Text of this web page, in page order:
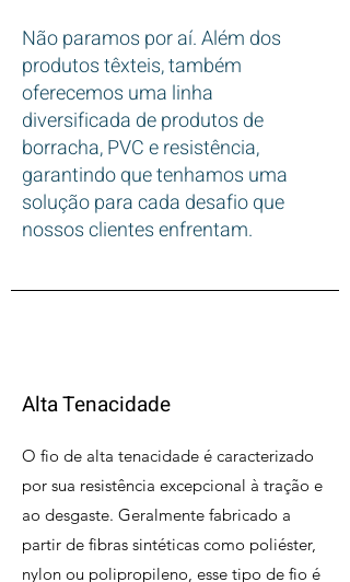
Não paramos por aí. Além dos
produtos têxteis, também
oferecemos uma linha
diversificada de produtos de
borracha, PVC e resistência,
garantindo que tenhamos uma
solução para cada desafio que
nossos clientes enfrentam.
Alta Tenacidade
O fio de alta tenacidade é caracterizado
por sua resistência excepcional à tração e
ao desgaste. Geralmente fabricado a
partir de fibras sintéticas como poliéster,
nylon ou polipropileno, esse tipo de fio é